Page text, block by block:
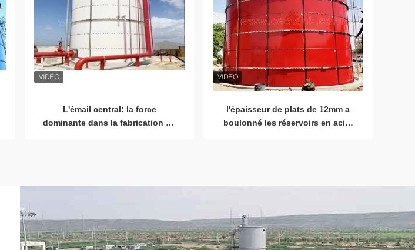
L'émail central: la force
dominante dans la fabrication de
l'épaisseur de plats de 12mm a
boulonné les réservoirs en acier
bientôt !